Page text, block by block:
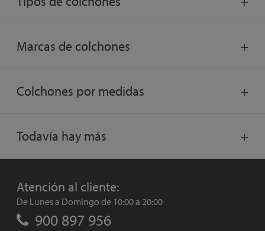
Marcas de colchones
Colchones por medidas
Todavía hay más
Atención al cliente:
De Lunes a Domingo de 10:00 a 20:00
900 897 956